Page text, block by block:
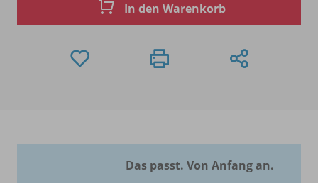
In den Warenkorb
Das passt. Von Anfang an.